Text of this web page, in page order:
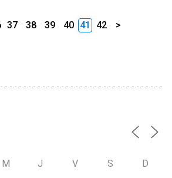
37 38 39 40 41 42 >
M J V S D